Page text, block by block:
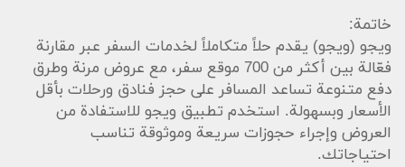
خاتمة:
ويجو (ويجو) يقدم حلاً متكاملاً لخدمات السفر عبر مقارنة
فعّالة بين أكثر من 700 موقع سفر، مع عروض مرنة وطرق
دفع متنوعة تساعد المسافر على حجز فنادق ورحلات بأقل
الأسعار وبسهولة. استخدم تطبيق ويجو للاستفادة من
العروض وإجراء حجوزات سريعة وموثوقة تناسب
احتياجاتك.